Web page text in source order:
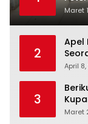
Maret
2
Apel
April
3
Maret